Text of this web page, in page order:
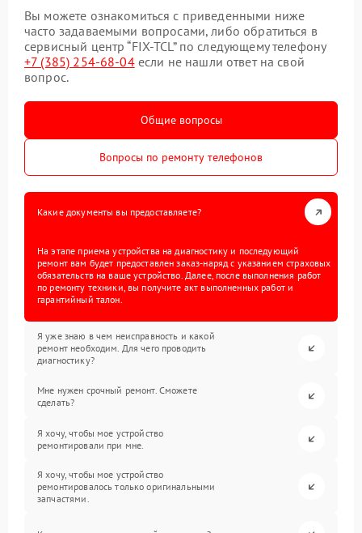
Вы можете ознакомиться с приведенными ниже
часто задаваемыми вопросами, либо обратиться в
сервисный центр “FIX-TCL” по следующему телефону
+7 (385) 254-68-04если не нашли ответ на свой
вопрос.
Общие вопросы
Вопросы по ремонту телефонов
Какие документы вы предоставляете?
На этапе приема устройства на диагностику и последующий
ремонт вам будет предоставлен заказ-наряд с указанием страховых
обязательств на ваше устройство. Далее, после выполнения работ
по ремонту техники, вы получите акт выполненных работ и
гарантийный талон.
Я уже знаю в чем неисправность и какой
ремонт необходим. Для чего проводить
диагностику?
Мне нужен срочный ремонт. Сможете
сделать?
Я хочу, чтобы мое устройство
ремонтировали при мне.
Я хочу, чтобы мое устройство
ремонтировалось только оригинальными
запчастями.